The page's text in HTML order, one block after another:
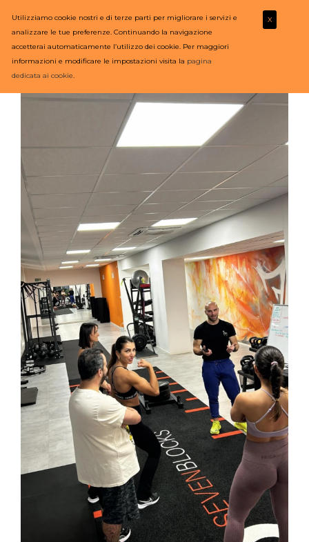
Utilizziamo cookie nostri e di terze parti per migliorare i servizi e
analizzare le tue preferenze. Continuando la navigazione
accetterai automaticamente l’utilizzo dei cookie. Per maggiori
informazioni e modificare le impostazioni visita la pagina
dedicata ai cookie.
X